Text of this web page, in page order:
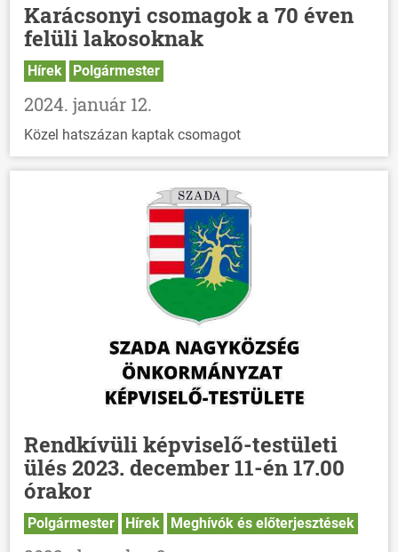
Karácsonyi csomagok a 70 éven
felüli lakosoknak
Hírek Polgármester
2024. január 12.
Közel hatszázan kaptak csomagot
Rendkívüli képviselő-testületi
ülés 2023. december 11-én 17.00
órakor
Polgármester Hírek Meghívók és előterjesztések